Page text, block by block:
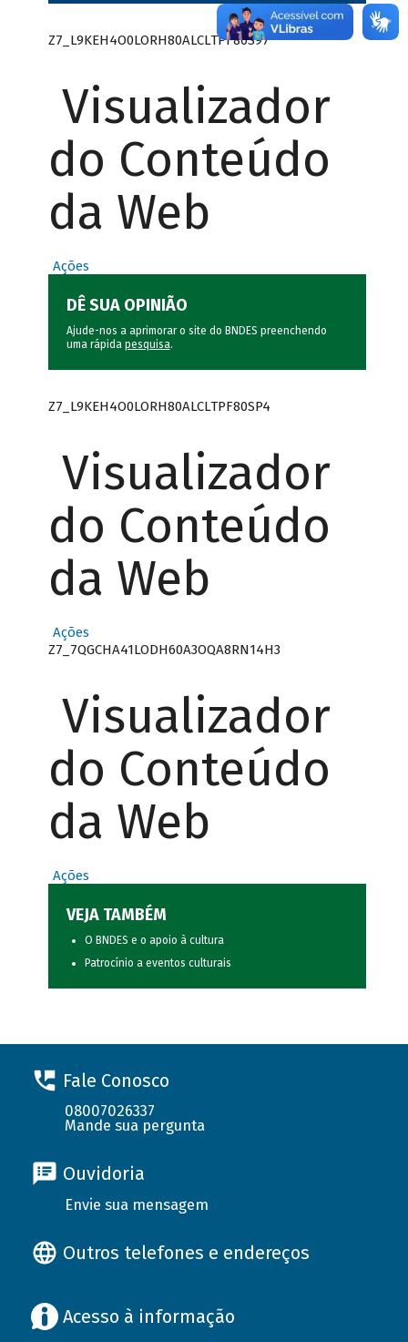
Z7_L9KEH4O0LORH80ALCLTPF80S97
Visualizador
do Conteúdo
da Web
Ações
DÊ SUA OPINIÃO
Ajude-nos a aprimorar o site do BNDES preenchendo
uma rápida pesquisa.
Z7_L9KEH4O0LORH80ALCLTPF80SP4
Visualizador
do Conteúdo
da Web
Ações
Z7_7QGCHA41LODH60A3OQA8RN14H3
Visualizador
do Conteúdo
da Web
Ações
VEJA TAMBÉM
O BNDES e o apoio à cultura
Patrocínio a eventos culturais
Fale Conosco
08007026337
Mande sua pergunta
Ouvidoria
Envie sua mensagem
Outros telefones e endereços
Acesso à informação